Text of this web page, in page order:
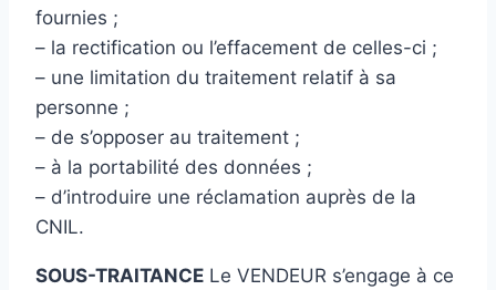
fournies ;
– la rectification ou l’effacement de celles-ci ;
– une limitation du traitement relatif à sa
personne ;
– de s’opposer au traitement ;
– à la portabilité des données ;
– d’introduire une réclamation auprès de la
CNIL.
SOUS-TRAITANCE Le VENDEUR s’engage à ce